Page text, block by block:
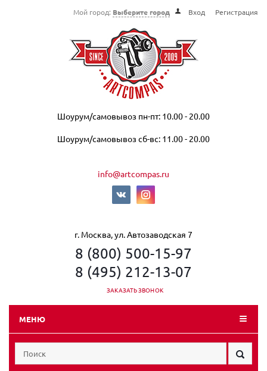
Мой город: Выберите город Вход Регистрация
Шоурум/самовывоз пн-пт: 10.00 - 20.00
Шоурум/самовывоз сб-вс: 11.00 - 20.00
info@artcompas.ru
г. Москва, ул. Автозаводская 7
8 (800) 500-15-97
8 (495) 212-13-07
ЗАКАЗАТЬ ЗВОНОК
МЕНЮ